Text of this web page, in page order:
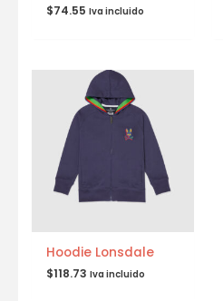
$74.55 Iva incluido
Hoodie Lonsdale
$118.73 Iva incluido